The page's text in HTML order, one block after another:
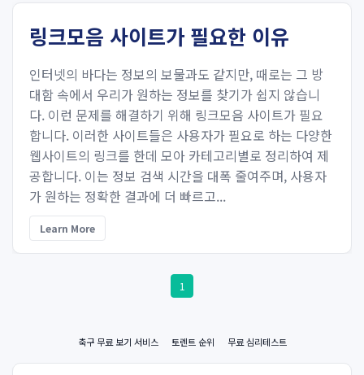
링크모음 사이트가 필요한 이유
인터넷의 바다는 정보의 보물과도 같지만, 때로는 그 방
대함 속에서 우리가 원하는 정보를 찾기가 쉽지 않습니
다. 이런 문제를 해결하기 위해 링크모음 사이트가 필요
합니다. 이러한 사이트들은 사용자가 필요로 하는 다양한
웹사이트의 링크를 한데 모아 카테고리별로 정리하여 제
공합니다. 이는 정보 검색 시간을 대폭 줄여주며, 사용자
가 원하는 정확한 결과에 더 빠르고...
Learn More
1
축구 무료 보기 서비스 토렌트 순위 무료 심리테스트